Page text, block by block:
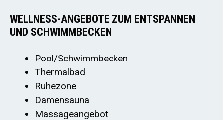
WELLNESS-ANGEBOTE ZUM ENTSPANNEN
UND SCHWIMMBECKEN
Pool/Schwimmbecken
Thermalbad
Ruhezone
Damensauna
Massageangebot